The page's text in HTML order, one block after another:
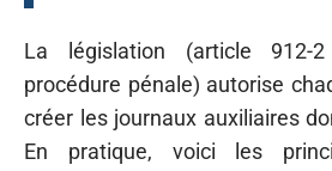
La législation (article
procédure pénale) autorise
créer les journaux auxiliaires
En pratique, voici les